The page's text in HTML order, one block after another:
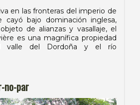
en las fronteras del imperio de
cayó bajo dominación inglesa,
de alianzas y vasallaje, el
es una magnífica propiedad
valle del Dordoña y el río
no-par